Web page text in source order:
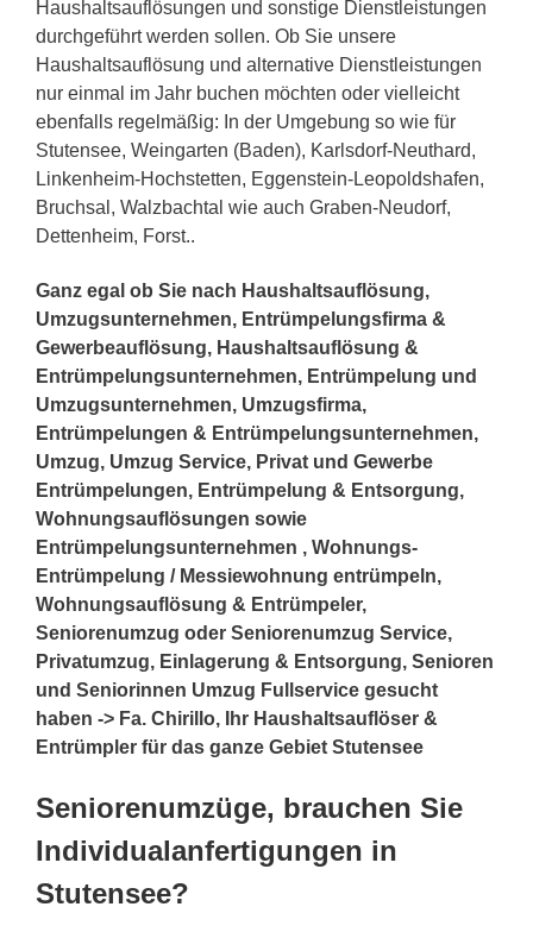
Haushaltsauflösungen und sonstige Dienstleistungen
durchgeführt werden sollen. Ob Sie unsere
Haushaltsauflösung und alternative Dienstleistungen
nur einmal im Jahr buchen möchten oder vielleicht
ebenfalls regelmäßig: In der Umgebung so wie für
Stutensee, Weingarten (Baden), Karlsdorf-Neuthard,
Linkenheim-Hochstetten, Eggenstein-Leopoldshafen,
Bruchsal, Walzbachtal wie auch Graben-Neudorf,
Dettenheim, Forst..
Ganz egal ob Sie nach Haushaltsauflösung,
Umzugsunternehmen, Entrümpelungsfirma &
Gewerbeauflösung, Haushaltsauflösung &
Entrümpelungsunternehmen, Entrümpelung und
Umzugsunternehmen, Umzugsfirma,
Entrümpelungen & Entrümpelungsunternehmen,
Umzug, Umzug Service, Privat und Gewerbe
Entrümpelungen, Entrümpelung & Entsorgung,
Wohnungsauflösungen sowie
Entrümpelungsunternehmen , Wohnungs-
Entrümpelung / Messiewohnung entrümpeln,
Wohnungsauflösung & Entrümpeler,
Seniorenumzug oder Seniorenumzug Service,
Privatumzug, Einlagerung & Entsorgung, Senioren
und Seniorinnen Umzug Fullservice gesucht
haben -> Fa. Chirillo, Ihr Haushaltsauflöser &
Entrümpler für das ganze Gebiet Stutensee
Seniorenumzüge, brauchen Sie
Individualanfertigungen in
Stutensee?